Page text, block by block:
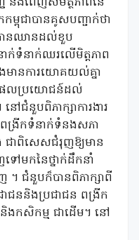
ម្ពុជាបានគូសបញ្ជាក់ថា
ានឈានដល់ខួប
ក់ទំនាក់ឈរលើមិត្តភាព
ងមានការយោគយល់គ្នា
ផលប្រយោជន៍ដល់
ជំនួបពិភាក្សាការងារ
ពង្រីកទំនាក់ទំនងសភា
ជាពិសេសជំរុញឱ្យមាន
ទៅមកនៃថ្នាក់ដឹកនាំ
។ ជំនួបក៏បានពិភាក្សាពី
ាជននិងប្រជាជន ពង្រីក
កសិកម្ម ជាដើម។ នៅ